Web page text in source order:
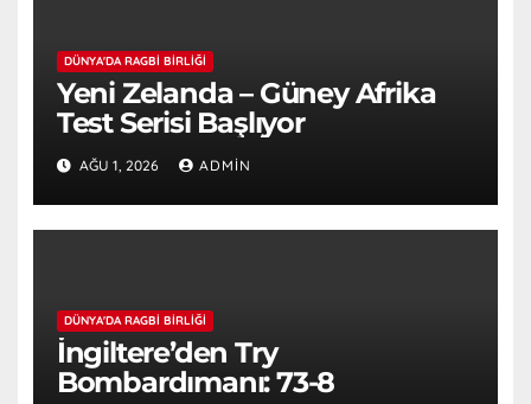
DÜNYA'DA RAGBI BIRLIĞI
Yeni Zelanda – Güney Afrika
Test Serisi Başlıyor
AĞU 1, 2026 ADMIN
DÜNYA'DA RAGBI BIRLIĞI
İngiltere’den Try
Bombardımanı: 73-8